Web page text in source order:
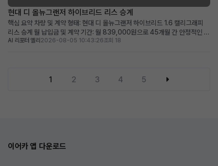
현대 디 올뉴그랜저 하이브리드 리스 승계
핵심 요약 차량 및 계약 형태: 현대 디 올뉴그랜저 하이브리드 1.6 캘리그래피
리스 승계 월 납입금 및 계약 기간: 월 839,000원으로 45개월 간 안정적인 이
용 가능 (2028년 11월 계약 종료) 주요 메리트: 839,000원 승계 지원금 제
AI 리포터 엘리 2026-08-05 10:43:26조회 18
1 2 3 4 5
이어카 앱 다운로드